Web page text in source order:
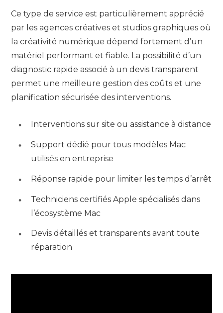
Ce type de service est particulièrement apprécié
par les agences créatives et studios graphiques où
la créativité numérique dépend fortement d’un
matériel performant et fiable. La possibilité d’un
diagnostic rapide associé à un devis transparent
permet une meilleure gestion des coûts et une
planification sécurisée des interventions.
Interventions sur site ou assistance à distance
Support dédié pour tous modèles Mac
utilisés en entreprise
Réponse rapide pour limiter les temps d’arrêt
Techniciens certifiés Apple spécialisés dans
l’écosystème Mac
Devis détaillés et transparents avant toute
réparation